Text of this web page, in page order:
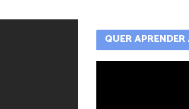
QUER